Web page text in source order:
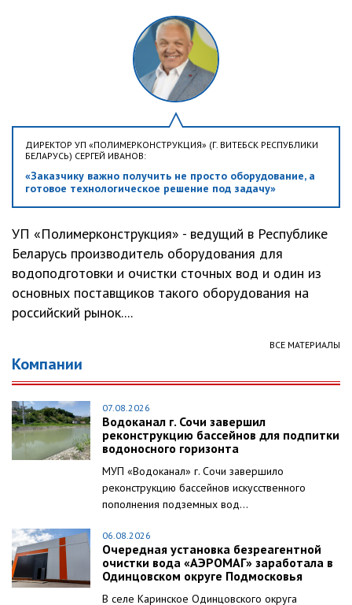
ДИРЕКТОР УП «ПОЛИМЕРКОНСТРУКЦИЯ» (Г. ВИТЕБСК РЕСПУБЛИКИ
БЕЛАРУСЬ) СЕРГЕЙ ИВАНОВ:
«Заказчику важно получить не просто оборудование, а
готовое технологическое решение под задачу»
УП «Полимерконструкция» - ведущий в Республике
Беларусь производитель оборудования для
водоподготовки и очистки сточных вод и один из
основных поставщиков такого оборудования на
российский рынок....
ВСЕ МАТЕРИАЛЫ
Компании
07.08.2026
Водоканал г. Сочи завершил
реконструкцию бассейнов для подпитки
водоносного горизонта
МУП «Водоканал» г. Сочи завершило
реконструкцию бассейнов искусственного
пополнения подземных вод...
06.08.2026
Очередная установка безреагентной
очистки вода «АЭРОМАГ» заработала в
Одинцовском округе Подмосковья
В селе Каринское Одинцовского округа